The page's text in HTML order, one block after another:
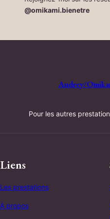
@omikami.bienetre
Audrey/
Pour les autres
Liens
Les prestations
À propos